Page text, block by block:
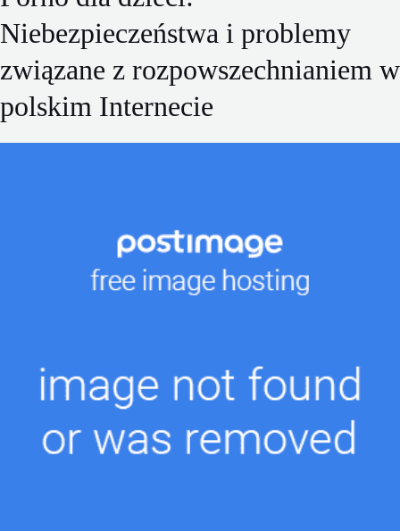
Niebezpieczeństwa i problemy
związane z rozpowszechnianiem w
polskim Internecie